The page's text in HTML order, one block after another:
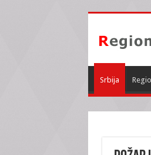
Srbija